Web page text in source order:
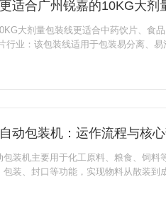
适合广州锐嘉的10KG大剂
大剂量包装线更适合中药饮片、食
行业：该包装线适用于包装易分离、
片进行自动上料、称重、封口成袋，还
药饮片大剂量包装需求。-食品行业：
动包装机：运作流程与核
包装机主要用于化工原料、粮食、饲料
包装、封口等功能，实现物料从散装到
效率与一致性。其运作依赖有序的流程
部件功能，是确保设备稳定运行、适配